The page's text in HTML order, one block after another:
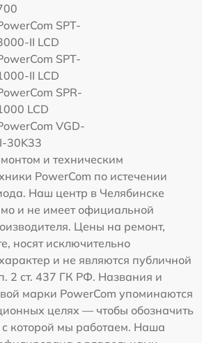
SPT-
II LCD
SPT-
II LCD
SPR-
LCD
VGD-
30K33
и техническим
PowerCom по истечении
Наш центр в Челябинске
и не имеет официальной
Цены на ремонт,
носят исключительно
и не являются публичной
2 ст. 437 ГК РФ. Названия и
марки PowerCom упоминаются
целях — чтобы обозначить
с которой мы работаем. Наша